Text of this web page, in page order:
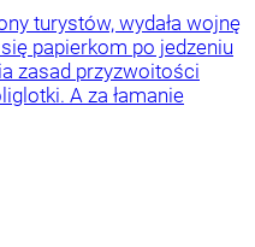
turystów, wydała wojnę
papierkom po jedzeniu
zasad przyzwoitości
A za łamanie